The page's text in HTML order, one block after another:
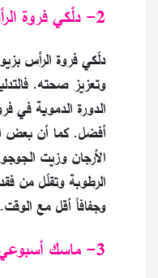
2- دلّكي فروة الرأس لتعزيز النمو والترطيب
دلّكي فروة الرأس
وتعزيز صحته.
الدورة الدموية في
أفضل. كما أن بعض
الأرجان وزيت
الرطوبة وتقلّل من
وجفافاً أقل مع الوقت.
3- ماسك أسبوعي لتغذية عميقة ولمعان صحي